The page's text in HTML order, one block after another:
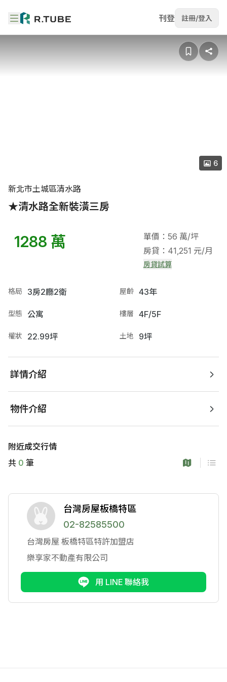
刊登 註冊/登入
新北市土城區清水路
★清水路全新裝潢三房
6
1288 萬
單價：56 萬/坪
房貸：41,251 元/月
房貸試算
格局 3房2廳2衛 屋齡 43年
型態 公寓 樓層 4F/5F
權狀 22.99坪 土地 9坪
詳情介紹
物件介紹
附近成交行情
共 0 筆
台灣房屋板橋特區
02-82585500
台灣房屋 板橋特區特許加盟店
樂享家不動產有限公司
用 LINE 聯絡我